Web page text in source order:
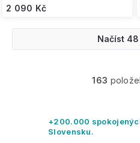
2 090 Kč
l
a
Načíst
163
+200.000
Slovensku.